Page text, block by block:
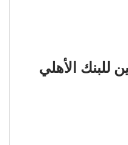
للبنك الأهلي